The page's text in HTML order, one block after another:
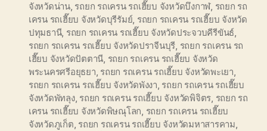
จังหวัดน่าน, รถยก รถเครน รถเฮี๊ยบ จังหวัดบึงกาฬ, รถยก รถ
เครน รถเฮี๊ยบ จังหวัดบุรีรัมย์, รถยก รถเครน รถเฮี๊ยบ จังหวัด
ปทุมธานี, รถยก รถเครน รถเฮี๊ยบ จังหวัดประจวบคีรีขันธ์,
รถยก รถเครน รถเฮี๊ยบ จังหวัดปราจีนบุรี, รถยก รถเครน รถ
เฮี๊ยบ จังหวัดปัตตานี, รถยก รถเครน รถเฮี๊ยบ จังหวัด
พระนครศรีอยุธยา, รถยก รถเครน รถเฮี๊ยบ จังหวัดพะเยา,
รถยก รถเครน รถเฮี๊ยบ จังหวัดพังงา, รถยก รถเครน รถเฮี๊ยบ
จังหวัดพัทลุง, รถยก รถเครน รถเฮี๊ยบ จังหวัดพิจิตร, รถยก รถ
เครน รถเฮี๊ยบ จังหวัดพิษณุโลก, รถยก รถเครน รถเฮี๊ยบ
จังหวัดภูเก็ต, รถยก รถเครน รถเฮี๊ยบ จังหวัดมหาสารคาม,